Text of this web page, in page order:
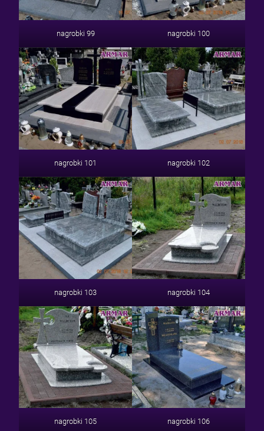
nagrobki 99 nagrobki 100
nagrobki 101 nagrobki 102
nagrobki 103 nagrobki 104
nagrobki 105 nagrobki 106